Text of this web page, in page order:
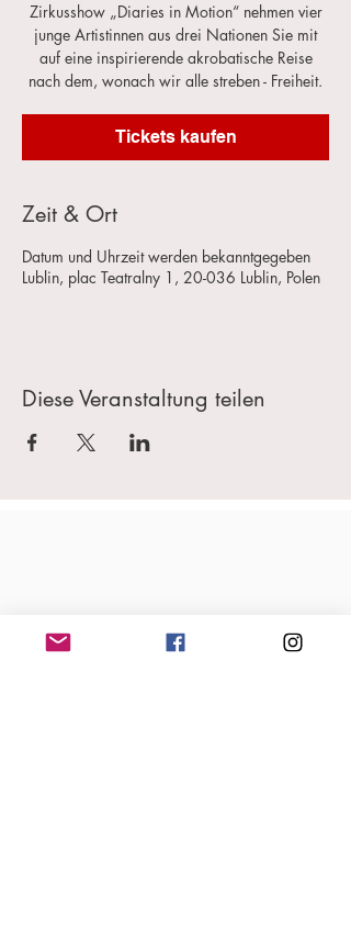
Zirkusshow „Diaries in Motion“ nehmen vier
junge Artistinnen aus drei Nationen Sie mit
auf eine inspirierende akrobatische Reise
nach dem, wonach wir alle streben - Freiheit.
Tickets kaufen
Zeit & Ort
Datum und Uhrzeit werden bekanntgegeben
Lublin, plac Teatralny 1, 20-036 Lublin, Polen
Diese Veranstaltung teilen